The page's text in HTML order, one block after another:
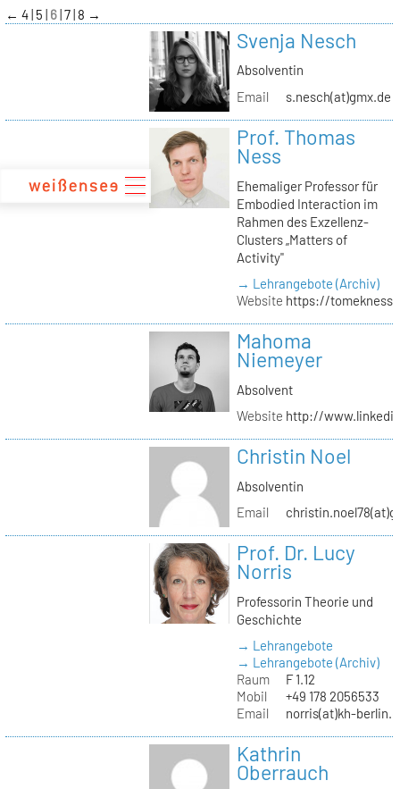
zum
Inhalt
← 4 5 6 7 8 →
Svenja Nesch
Absolventin
Email
s.nesch(at)gmx.de
Prof. Thomas
Ness
Ehemaliger Professor für
Embodied Interaction im
Rahmen des Exzellenz-
Clusters „Matters of
Activity"
→ Lehrangebote (Archiv)
Website https://
Mahoma
Niemeyer
Absolvent
Website http://
Christin Noel
Absolventin
Email
Prof. Dr. Lucy
Norris
Professorin Theorie und
Geschichte
→ Lehrangebote
→ Lehrangebote (Archiv)
Raum
F 1.12
Mobil
+49 178 2056533
Email
norris(at)kh-
Kathrin
Oberrauch